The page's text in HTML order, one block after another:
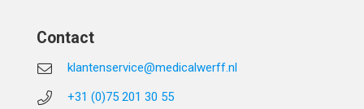
Contact
klantenservice@medicalwerff.nl
+31 (0)75 201 30 55